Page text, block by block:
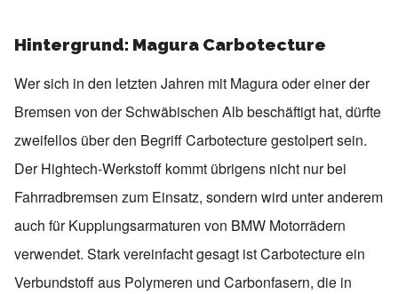
Hintergrund: Magura Carbotecture
Wer sich in den letzten Jahren mit Magura oder einer der
Bremsen von der Schwäbischen Alb beschäftigt hat, dürfte
zweifellos über den Begriff Carbotecture gestolpert sein.
Der Hightech-Werkstoff kommt übrigens nicht nur bei
Fahrradbremsen zum Einsatz, sondern wird unter anderem
auch für Kupplungsarmaturen von BMW Motorrädern
verwendet. Stark vereinfacht gesagt ist Carbotecture ein
Verbundstoff aus Polymeren und Carbonfasern, die in